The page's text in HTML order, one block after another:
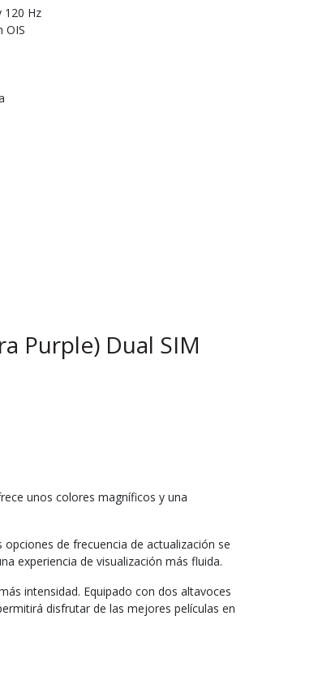
120 Hz
OIS
Purple) Dual SIM
unos colores magníficos y una
de frecuencia de actualización se
experiencia de visualización más fluida.
intensidad. Equipado con dos altavoces
disfrutar de las mejores películas en